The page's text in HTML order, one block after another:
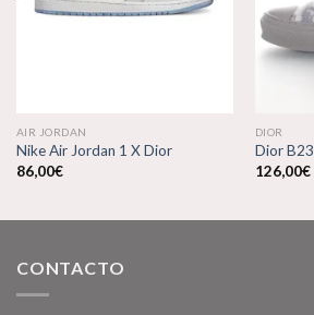
AIR JORDAN
Nike Air Jordan 1 X Dior
86,00€
DIOR
Dior B23
126,00€
CONTACTO